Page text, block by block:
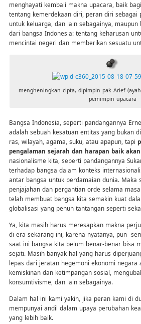
menghayati kembali makna upacara, baik
tentang kemerdekaan diri, peran diri sebagai
untuk keluarga, dan lain sebagainya,
dari bangsa Indonesia: tentang keharusan
mencintai negeri dan memberikan sesuatu
mengheningkan cipta, dipimpin pak Arief
pemimpin upacara
Bangsa Indonesia, seperti pandangannya
adalah sebuah kesatuan entitas yang bukan
ras, wilayah, agama, suku, atau apapun, tapi
pengalaman sejarah dan harapan baik
nasionalisme kita, seperti pandangannya
terhadap bangsa dalam konteks
antar bangsa untuk perdamaian dunia. Maka
penjajahan dan pergantian orde selama
telah membuat bangsa kita semakin kuat
globalisasi yang penuh tantangan seperti
Ya, kita masih harus meresapkan makna
di era sekarang ini, karena nyatanya, pun
saat ini bangsa kita belum benar-benar bisa
sejati. Masih banyak hal yang harus
lepas dari jeratan hegemoni ekonomi negara
kemiskinan dan ketimpangan sosial,
konsumtivisme, dan lain sebagainya.
Dalam hal ini kami yakin, jika peran kami di
mempunyai andil dalam upaya perubahan
yang lebih baik.